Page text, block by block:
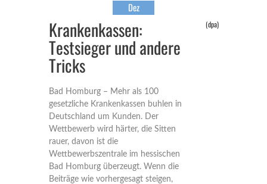
Dez
Krankenkassen:
Testsieger und andere
Tricks
(dpa)
Bad Homburg – Mehr als 100
gesetzliche Krankenkassen buhlen in
Deutschland um Kunden. Der
Wettbewerb wird härter, die Sitten
rauer, davon ist die
Wettbewerbszentrale im hessischen
Bad Homburg überzeugt. Wenn die
Beiträge wie vorhergesagt steigen,